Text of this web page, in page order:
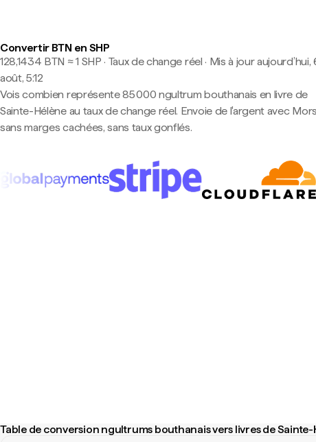
Convertir BTN en SHP
128,1434 BTN ≈ 1 SHP · Taux de change réel · Mis à jour aujourd’hui,
août, 5:12
Vois combien représente 85 000 ngultrum bouthanais en livre de
Sainte-Hélène au taux de change réel. Envoie de l'argent avec
sans marges cachées, sans taux gonflés.
Table de conversion ngultrums bouthanais vers livres de Sainte-